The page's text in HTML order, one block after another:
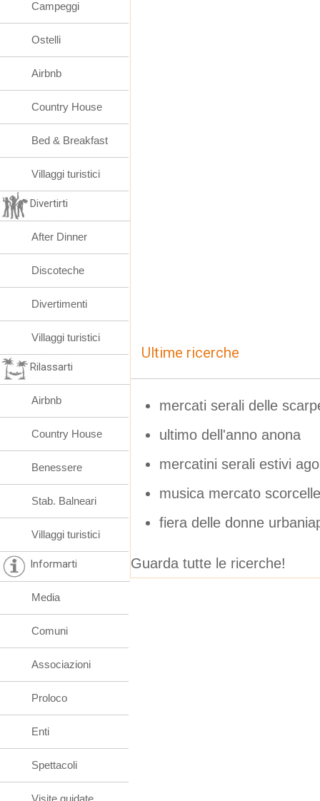
Ultime ricerche
mercati serali delle
ultimo dell'anno anona
mercatini serali estivi
musica mercato
fiera delle donne
Guarda tutte le ricerche!
Campeggi
Ostelli
Airbnb
Country House
Bed & Breakfast
Villaggi turistici
Divertirti
After Dinner
Discoteche
Divertimenti
Villaggi turistici
Rilassarti
Airbnb
Country House
Benessere
Stab. Balneari
Villaggi turistici
Informarti
Media
Comuni
Associazioni
Proloco
Enti
Spettacoli
Visite guidate